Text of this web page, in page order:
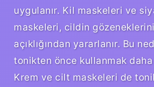
uygulanır. Kil maskeleri ve
maskeleri, cildin
açıklığından yararlanır. Bu
tonikten önce kullanmak daha
Krem ve cilt maskeleri de